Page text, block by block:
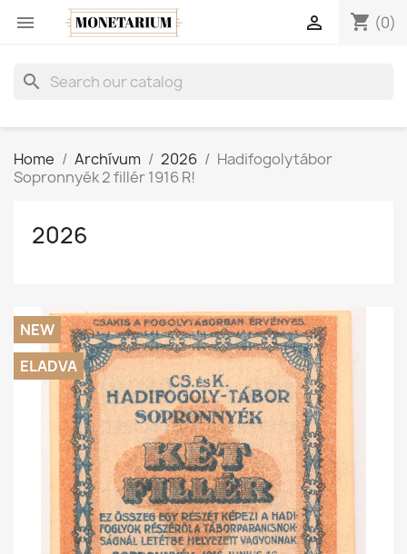
 shopping_cart (0)

search
Home Archívum 2026
Hadifogolytábor
Sopronnyék 2 fillér 1916 R!
2026
NEW
ELADVA